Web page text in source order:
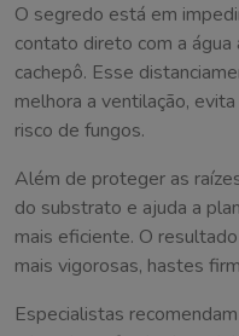
O segredo está em
contato direto com a água
cachepô. Esse
melhora a ventilação,
risco de fungos.
Além de proteger as
do substrato e ajuda a
mais eficiente. O
mais vigorosas, hastes
Especialistas